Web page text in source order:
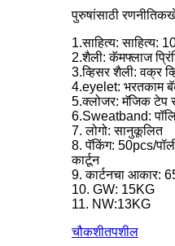
पुरुषांसाठी
1.साहित्य: साहित्य:
2.शैली: कॅमफ्लाज
3.व्हिसर शैली: वक्र
4.eyelet: भरतकाम
5.क्लोजर: मॅजिक टेप
6.Sweatband:
7. लोगो: सानुकूलित
8. पॅकिंग: 50pcs/
कार्टून
9. कार्टनचा आकार:
10. GW: 15KG
11. NW:13KG
चौकशीतपशील